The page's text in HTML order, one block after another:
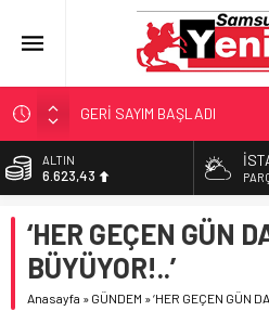
GERİ SAYIM BAŞLADI
SAMSUNSPOR’DA HEDEF
‘BAFRA’YA YATIRIM YAPIN!’
YÖNETİCİ SEÇERKEN
BİST
13.785,25
47,7048
EURO
55,0748
‘HER GEÇEN GÜN
BÜYÜYOR!..’
Anasayfa » GÜNDEM »‘HER GEÇEN GÜN